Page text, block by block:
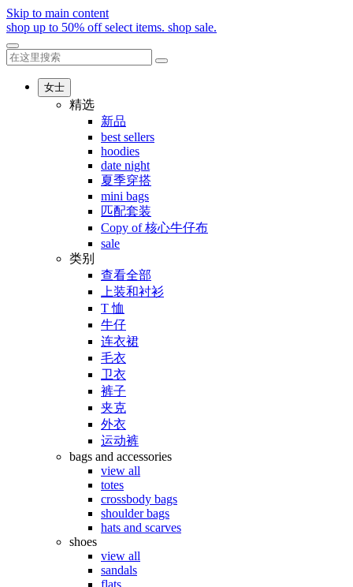
Skip to main content
shop up to 50% off select items. shop sale.
女士
精选
新品
best sellers
hoodies
date night
夏季穿搭
mini bags
匹配套装
Copy of 核心牛仔布
sale
类别
查看全部
上装和衬衫
T 恤
牛仔
连衣裙
毛衣
卫衣
裤子
夹克
外衣
运动裤
bags and accessories
view all
totes
crossbody bags
shoulder bags
hats and scarves
shoes
view all
sandals
flats